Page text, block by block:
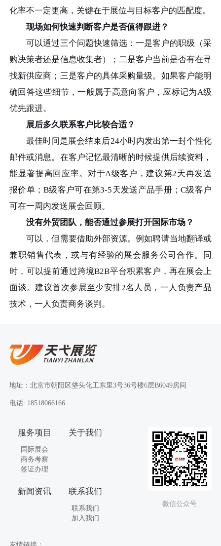
化率不一定更高，关键在于展位与目标客户的匹配度。
现场如何快速判断客户是否值得跟进？
可以通过三个问题快速筛选：一是客户的职级（采
购决策者还是信息收集者）；二是客户当前是否有在寻
找新供应商；三是客户的具体采购量级。如果客户能明
确回答这些细节，一般属于高意向客户，应标记为A级
优先跟进。
展后多久联系客户比较合适？
最佳时间是展会结束后24小时内发出第一封个性化
邮件或消息。在客户记忆最清晰的时候提供后续资料，
能显著提高回应率。对于A级客户，建议第2天再发送
报价单；B级客户可在第3-5天发送产品手册；C级客户
可在一周内发送展会回顾。
没有外贸团队，能否通过参展打开国际市场？
可以，但需要借助外部资源。例如聘请当地翻译或
兼职销售代表，或与有经验的展会服务公司合作。同
时，可以提前通过跨境B2B平台积累客户，再在展会上
面谈。建议首次参展至少安排2名人员，一人负责产品
技术，一人负责商务谈判。
地址：北京市朝阳区垡头化工东里3号36号楼6层B6049房间
电话: 18518066166
服务项目
国际展会
商务考察
签证办理
关于我们
新闻资讯 联系我们
联系我们
加入我们
微信公众号